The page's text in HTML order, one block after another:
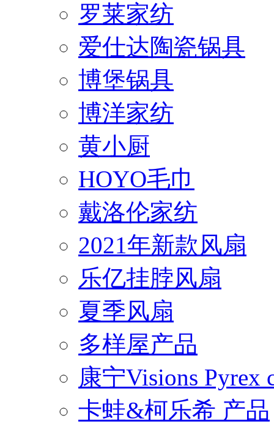
罗莱家纺
爱仕达陶瓷锅具
博堡锅具
博洋家纺
黄小厨
HOYO毛巾
戴洛伦家纺
2021年新款风扇
乐亿挂脖风扇
夏季风扇
多样屋产品
康宁Visions Pyrex
卡蛙&柯乐希 产品